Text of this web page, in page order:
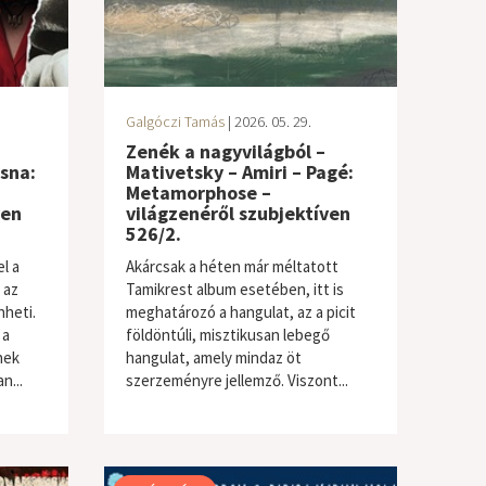
a
Galgóczi Tamás| 2026. 05. 29.
Zenék a nagyvilágból –
Mativetsky – Amiri – Pagé:
Metamorphose –
világzenéről szubjektíven
526/2.
Akárcsak a héten már méltatott
Tamikrest album esetében, itt is
meghatározó a hangulat, az a picit
földöntúli, misztikusan lebegő
hangulat, amely mindaz öt
szerzeményre jellemző. Viszont...
világzene / folk